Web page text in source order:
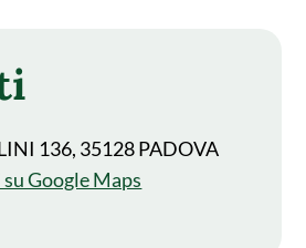
136, 35128 PADOVA
su Google Maps